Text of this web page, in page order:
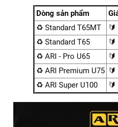
Mức độ
chống
Cao Cao
Khả năng
co giãn
>350% >350%
Thời gian
bảo hành
3 năm 5 năm
5.2. Đội ngũ kỹ thuật